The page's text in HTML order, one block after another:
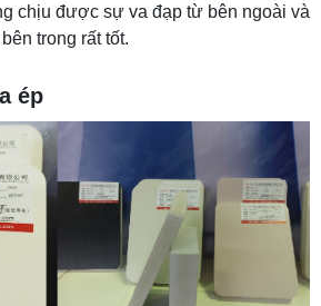
chịu được sự va đạp từ bên ngoài và
trong rất tốt.
ép